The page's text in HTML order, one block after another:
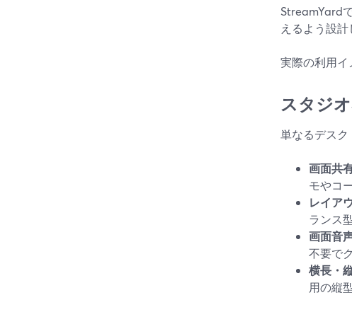
StreamYard
えるよう設計
実際の利用イ
スタジ
単なるデスク
画面共
モやコ
レイア
ランス
画面音
不要で
横長・
用の縦